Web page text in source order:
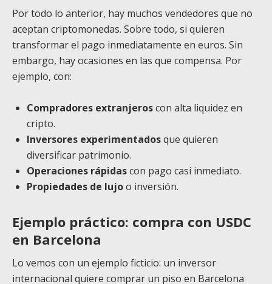
Por todo lo anterior, hay muchos vendedores que no
aceptan criptomonedas. Sobre todo, si quieren
transformar el pago inmediatamente en euros. Sin
embargo, hay ocasiones en las que compensa. Por
ejemplo, con:
Compradores extranjeroscon alta liquidez en
cripto.
Inversores experimentadosque quieren
diversificar patrimonio.
Operaciones rápidascon pago casi inmediato.
Propiedades de lujoo inversión.
Ejemplo práctico: compra con USDC
en Barcelona
Lo vemos con un ejemplo ficticio: un inversor
internacional quiere comprar un piso en Barcelona